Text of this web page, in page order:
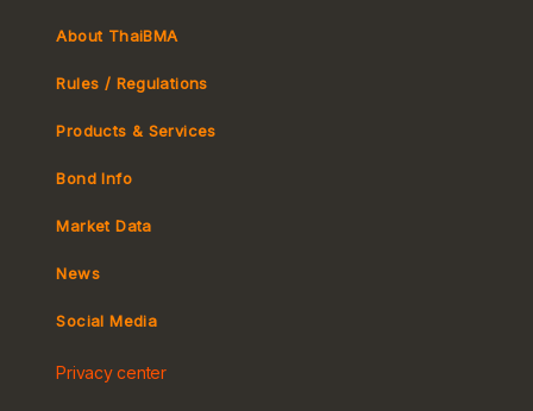
About ThaiBMA
Rules / Regulations
Tax
Products & Services
MeBond
e-bookbuilding
Bond Info
Market Data
Yield Curve
News
Social Media
Privacy center